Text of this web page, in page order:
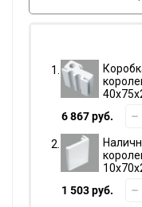
6 867 руб.
1 503 руб.